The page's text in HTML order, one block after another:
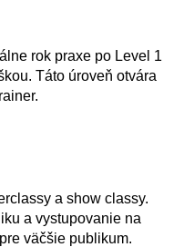
rok praxe po Level 1
Táto úroveň otvára
a show classy.
a vystupovanie na
väčšie publikum.